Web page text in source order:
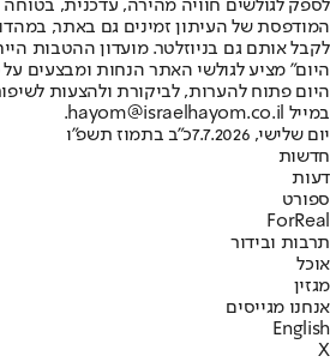
לספק לגולשים חוויה מהירה, עדכנית,
המודפסת של העיתון זמינים גם באתר,
לקבל אותם גם בניוזלטר. מועדון ההטבות
היום" מציע לגולשי האתר הנחות ומבצעים על
היום פתוח להערות, לביקורת ולהצעות
במייל hayom@israelhayom.co.il.
יום שלישי, 7.7.2026
כ"ב בתמוז תשפ"ו
חדשות
דעות
ספורט
ForReal
תרבות ובידור
אוכל
מגזין
אנחנו מגייסים
English
X